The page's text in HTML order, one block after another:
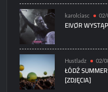
karolciasc 02/
EIVØR
Hustladz 02/
ŁÓDŹ
[ZDJĘCIA]